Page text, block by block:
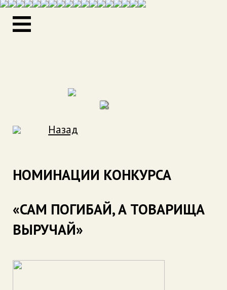
Назад
НОМИНАЦИИ КОНКУРСА
«САМ ПОГИБАЙ, А ТОВАРИЩА
ВЫРУЧАЙ»